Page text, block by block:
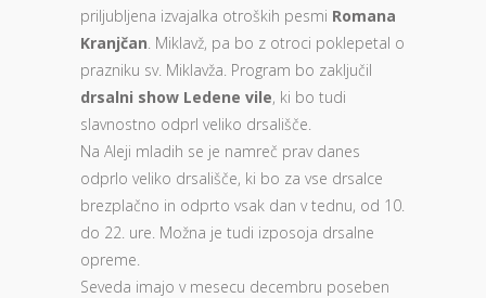
priljubljena izvajalka otroških pesmi Romana
Kranjčan. Miklavž, pa bo z otroci poklepetal o
prazniku sv. Miklavža. Program bo zaključil
drsalni show Ledene vile, ki bo tudi
slavnostno odprl veliko drsališče.
Na Aleji mladih se je namreč prav danes
odprlo veliko drsališče, ki bo za vse drsalce
brezplačno in odprto vsak dan v tednu, od 10.
do 22. ure. Možna je tudi izposoja drsalne
opreme.
Seveda imajo v mesecu decembru poseben